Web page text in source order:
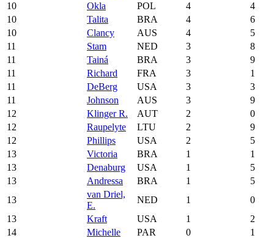
10
Okla POL 4
4
10
Talita BRA 4
6
10
Clancy AUS 4
5
11
Stam NED 3
8
11
Tainá BRA 3
9
11
Richard FRA 3
1
11
DeBerg USA 3
3
11
Johnson AUS 3
9
12
Klinger R. AUT 2
0
12
Raupelyte LTU 2
9
12
Phillips USA 2
5
13
Victoria BRA 1
1
13
Denaburg USA 1
5
13
Andressa BRA 1
5
13
van Driel,
E.
NED 1
0
13
Kraft USA 1
2
14
Michelle PAR 0
1